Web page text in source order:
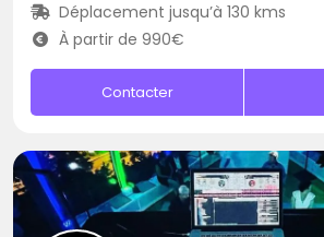
Déplacement jusqu’à 130 kms
À partir de 990€
Contacter